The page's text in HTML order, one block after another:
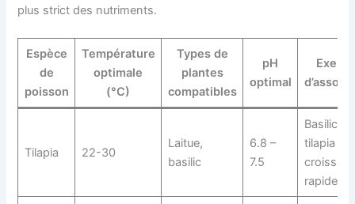
plus strict des nutriments.
Espèce
de
poisson
Température
optimale
(°C)
Types de
plantes
compatibles
pH
optimal
Tilapia 22-30
Laitue,
basilic
6.8 –
7.5
Basilic
tilapia
rapide